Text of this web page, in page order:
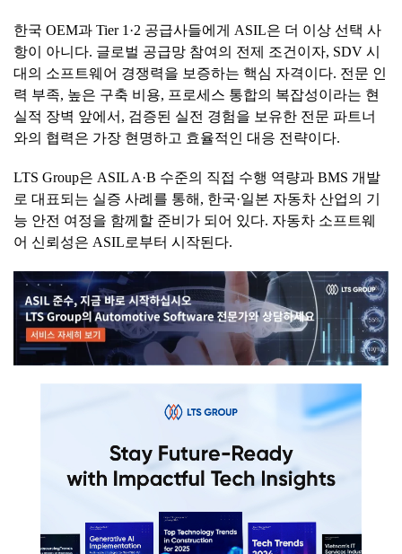
한국 OEM과 Tier 1·2 공급사들에게 ASIL은 더 이상 선택 사
항이 아니다. 글로벌 공급망 참여의 전제 조건이자, SDV 시
대의 소프트웨어 경쟁력을 보증하는 핵심 자격이다. 전문 인
력 부족, 높은 구축 비용, 프로세스 통합의 복잡성이라는 현
실적 장벽 앞에서, 검증된 실전 경험을 보유한 전문 파트너
와의 협력은 가장 현명하고 효율적인 대응 전략이다.
LTS Group은 ASIL A·B 수준의 직접 수행 역량과 BMS 개발
로 대표되는 실증 사례를 통해, 한국·일본 자동차 산업의 기
능 안전 여정을 함께할 준비가 되어 있다. 자동차 소프트웨
어 신뢰성은 ASIL로부터 시작된다.